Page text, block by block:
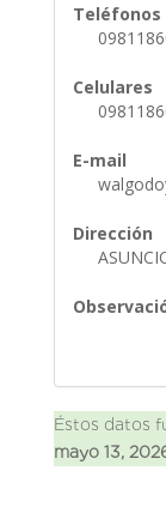
Teléfonos
Celulares
E-mail
Dirección
Éstos datos
mayo 13,